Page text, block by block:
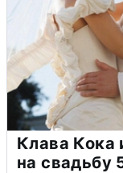
Клава Кока
на свадьбу